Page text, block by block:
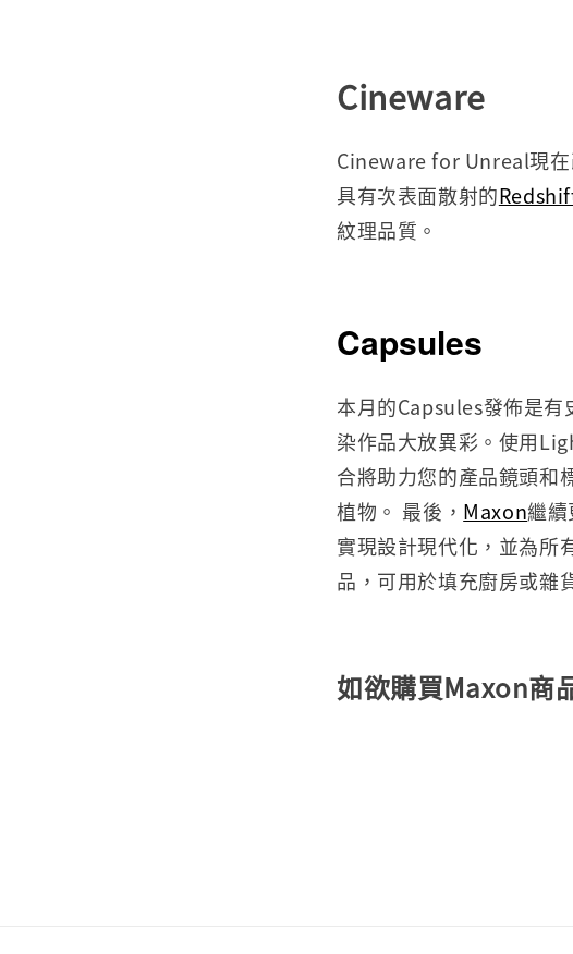
Cineware
Cineware for Unreal現
具有次表面散射的
紋理品質。
Capsules
本月的Capsules發佈是
染作品大放異彩。使用
合將助力您的產品鏡頭和
植物。 最後， Maxon繼
實現設計現代化，並為所
品，可用於填充廚房或雜
如欲購買Maxon商